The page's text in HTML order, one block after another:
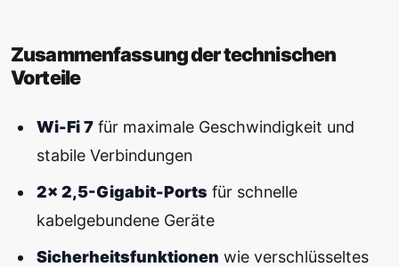
Zusammenfassung der technischen
Vorteile
Wi-Fi 7für maximale Geschwindigkeit und
stabile Verbindungen
2× 2,5-Gigabit-Ports für schnelle
kabelgebundene Geräte
Sicherheitsfunktionen wie verschlüsseltes